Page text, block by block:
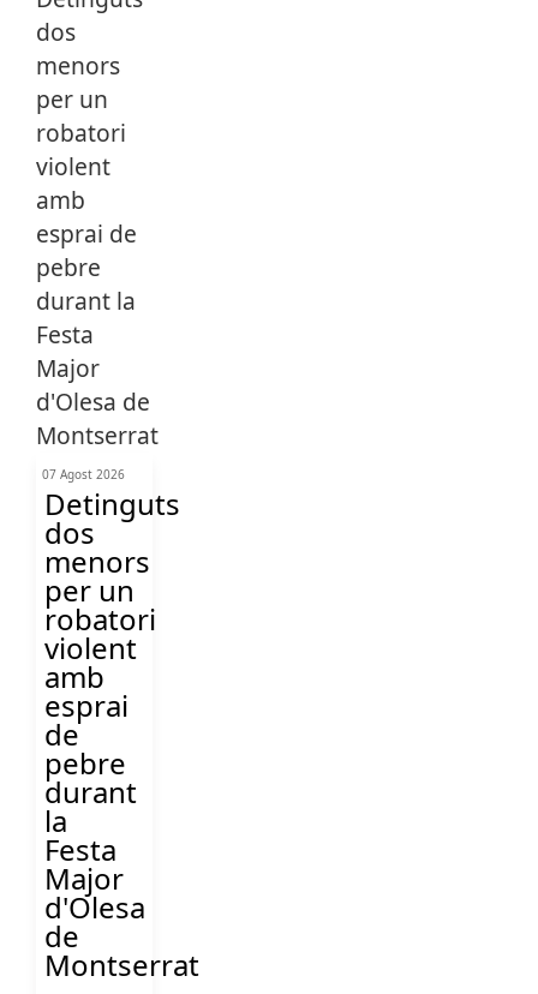
07 Agost 2026
Detinguts
dos
menors
per un
robatori
violent
amb
esprai
de
pebre
durant
la
Festa
Major
d'Olesa
de
Montserrat